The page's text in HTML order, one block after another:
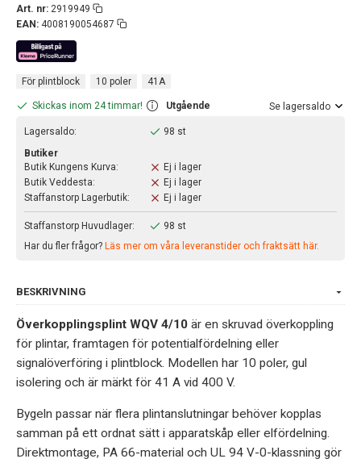
Art. nr: 2919949
EAN: 4008190054687
För plintblock 10 poler 41A
Skickas inom 24 timmar! Utgående Se lagersaldo
Lagersaldo:
98 st
Butiker
Butik Kungens Kurva:
Ej i lager
Butik Veddesta:
Ej i lager
Staffanstorp Lagerbutik:
Ej i lager
Staffanstorp Huvudlager:
98 st
Har du fler frågor? Läs mer om våra leveranstider och fraktsätt här.
BESKRIVNING
Överkopplingsplint WQV 4/10 är en skruvad överkoppling
för plintar, framtagen för potentialfördelning eller
signalöverföring i plintblock. Modellen har 10 poler, gul
isolering och är märkt för 41 A vid 400 V.
Bygeln passar när flera plintanslutningar behöver kopplas
samman på ett ordnat sätt i apparatskåp eller elfördelning.
Direktmontage, PA 66-material och UL 94 V-0-klassning gör